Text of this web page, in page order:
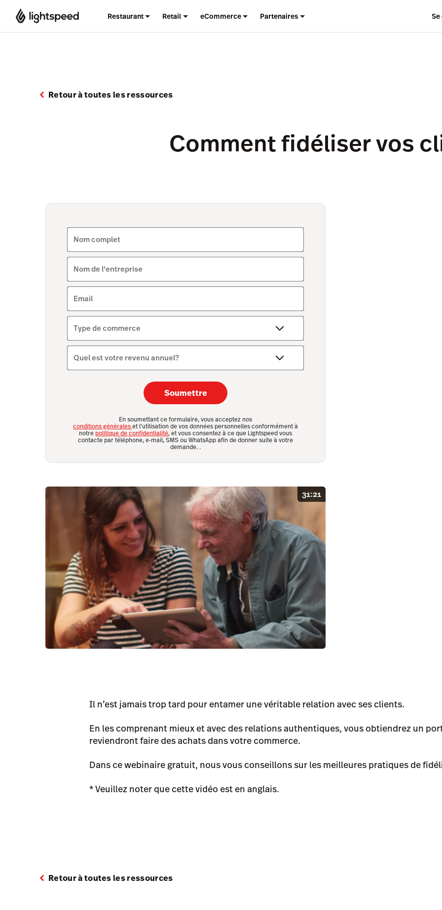
Restaurant Retail eCommerce Partenaires
Retour à toutes les ressources
Comment fidéliser vos
31:21
Nom complet
Nom de l'entreprise
Email
Type de commerce
Quel est votre revenu annuel?
Soumettre
En soumettant ce formulaire, vous acceptez nos
conditions généraleset l’utilisation de vos données personnelles conformément à
notre politique de confidentialité, et vous consentez à ce que Lightspeed vous
contacte par téléphone, e-mail, SMS ou WhatsApp afin de donner suite à votre
demande. .
Il n’est jamais trop tard pour entamer une véritable relation avec ses clients.
En les comprenant mieux et avec des relations authentiques, vous obtiendrez un
reviendront faire des achats dans votre commerce.
Dans ce webinaire gratuit, nous vous conseillons sur les meilleures pratiques de
* Veuillez noter que cette vidéo est en anglais.
Retour à toutes les ressources